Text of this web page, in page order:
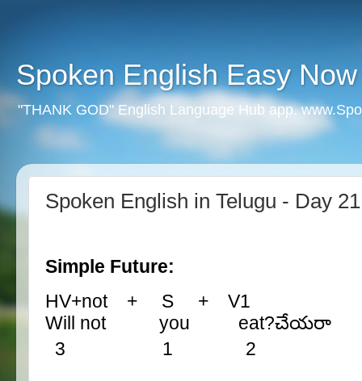
Spoken English Easy Now
"THANK GOD" English Language Hub app.
Spoken English in Telugu - Day 21
Simple Future:
HV+not + S + V1
Will not you eat?చేయరా
3 1 2